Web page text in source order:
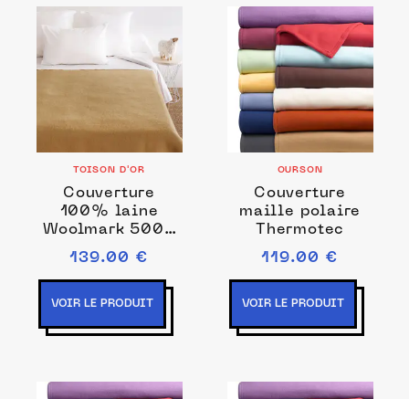
TOISON D'OR
Couverture
100% laine
Woolmark 500g
Volta
139.00 €
VOIR LE PRODUIT
OURSON
Couverture
maille polaire
Thermotec
119.00 €
VOIR LE PRODUIT